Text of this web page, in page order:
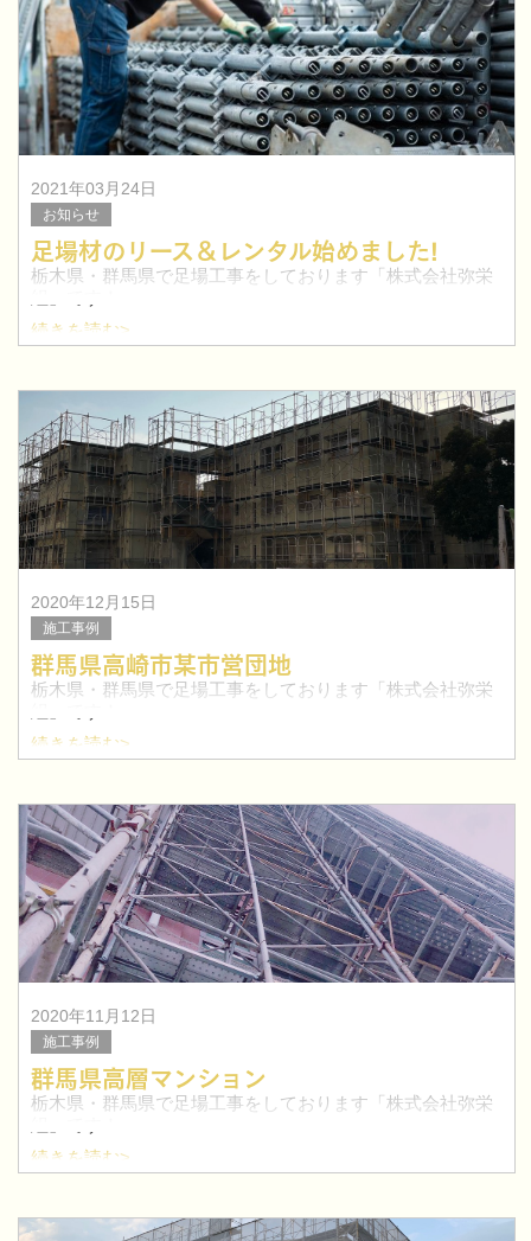
2021年03月24日
お知らせ
足場材のリース＆レンタル始めました!
栃木県・群馬県で足場工事をしております「株式会社弥栄
施工現場には欠かせない足場材。
足場を保有していると、費用が抑えられる、迅速に工事を
行えるなどの
続きを読む>
2020年12月15日
施工事例
群馬県高崎市某市営団地
栃木県・群馬県で足場工事をしております「株式会社弥栄
今回は群馬県高崎市の某市営団地にて外部足場工事を行い
続きを読む>
2020年11月12日
施工事例
群馬県高層マンション
栃木県・群馬県で足場工事をしております「株式会社弥栄
今回は群馬県の高層マンションにて工事を行いました。
続きを読む>